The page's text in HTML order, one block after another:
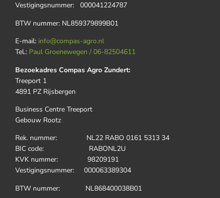
Vestigingsnummer: 000041224787
BTW nummer: NL859379899B01
E-mail: info@compas-agro.nl
Tel.: Paul Groenewegen / 06-82504611
Bezoekadres Compas Agro Zundert:
Treeport 1
4891 PZ Rijsbergen
Business Centre Treeport
Gebouw Rootz
Rek. nummer: NL22 RABO 0161 5313 34
BIC code: RABONL2U
KVK nummer: 98209191
Vestigingsnummer: 000063389304
BTW nummer: NL868400038B01